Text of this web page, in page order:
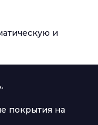
и
покрытия на